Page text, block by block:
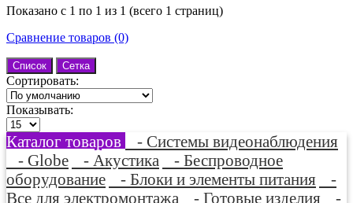
Показано с 1 по 1 из 1 (всего 1 страниц)
Сравнение товаров (0)
Список Сетка
Сортировать:
Показывать:
Каталог товаров
- Системы видеонаблюдения
- Globe
- Акустика
- Беспроводное
оборудование
- Блоки и элементы питания
-
Все для электромонтажа
- Готовые изделия
-